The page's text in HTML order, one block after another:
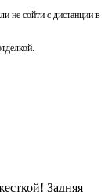
не сойти с дистанции в
Задняя